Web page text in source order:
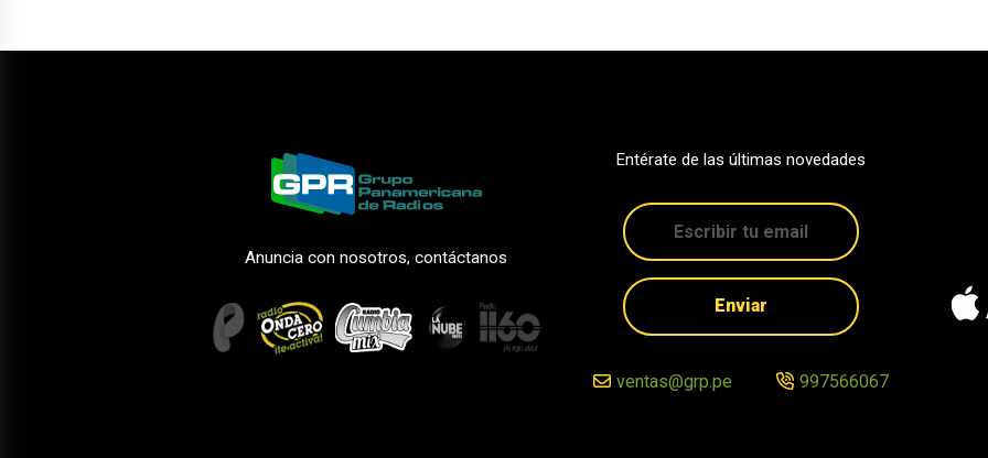
Anuncia con nosotros, contáctanos
Entérate de las últimas novedades
Enviar
ventas@grp.pe 997566067